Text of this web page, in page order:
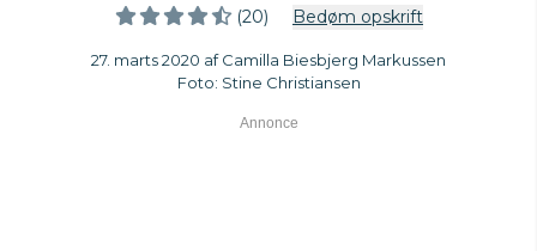
(20) Bedøm opskrift
27. marts 2020 af Camilla Biesbjerg Markussen
Foto: Stine Christiansen